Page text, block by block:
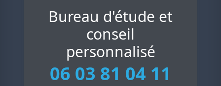
Bureau d'étude et
conseil
personnalisé
06 03 81 04 11